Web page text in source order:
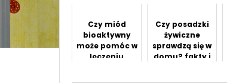
Czy miód
bioaktywny
może pomóc w
leczeniu
Czy posadzki
żywiczne
sprawdzą się w
domu? fakty i